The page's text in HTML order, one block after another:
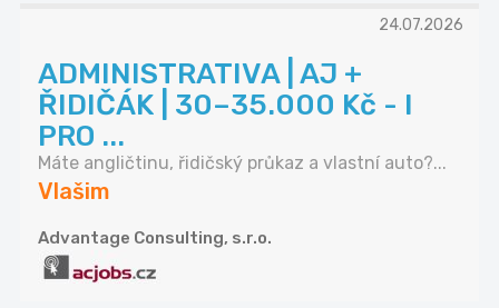
24.07.2026
ADMINISTRATIVA | AJ +
ŘIDIČÁK | 30–35.000 Kč - I
PRO ...
Máte angličtinu, řidičský průkaz a vlastní auto?...
Vlašim
Advantage Consulting, s.r.o.